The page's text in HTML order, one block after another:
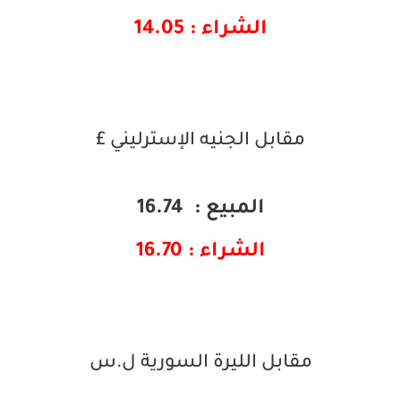
الشراء : 14.05
مقابل الجنيه الإسترليني £
المبيع : 16.74
الشراء : 16.70
مقابل الليرة السورية ل.س